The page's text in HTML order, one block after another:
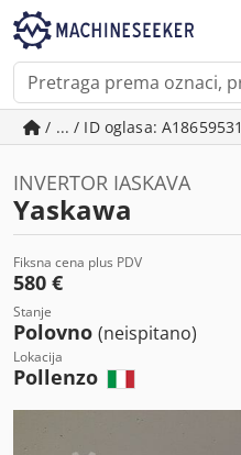
/ ... / ID oglasa: A18659531
INVERTOR IASKAVA
Yaskawa
Fiksna cena plus PDV
580 €
Stanje
Polovno (neispitano)
Lokacija
Pollenzo